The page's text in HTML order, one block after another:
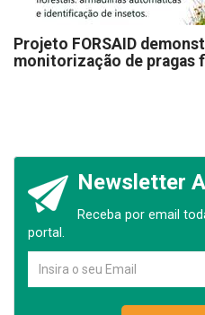
Projeto FORSAID
monitorização de pragas
Newsletter
Receba por email
portal.